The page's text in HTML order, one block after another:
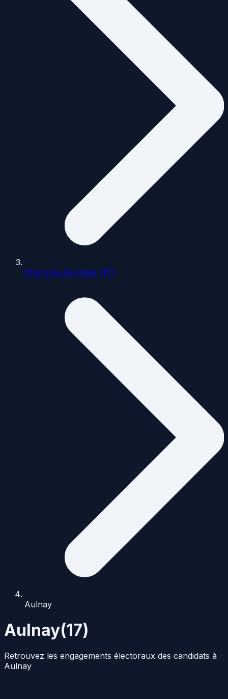
Charente-Maritime (17)
Aulnay
Aulnay(17)
Retrouvez les engagements électoraux des candidats à
Aulnay